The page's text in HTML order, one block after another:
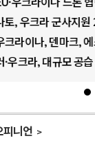
토, 우크라 군사지
크라이나, 덴마크,
·우크라, 대규모 공
피니언